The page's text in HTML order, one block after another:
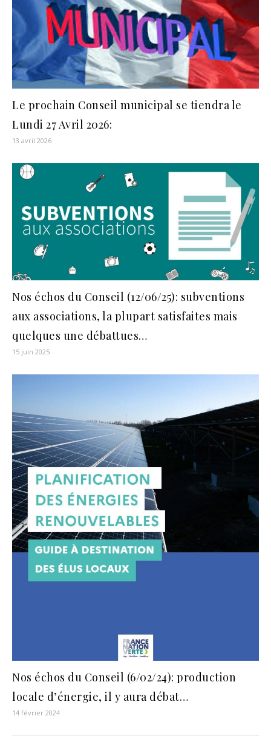
Le prochain Conseil municipal se tiendra le
Lundi 27 Avril 2026:
13 avril 2026
Nos échos du Conseil (12/06/25): subventions
aux associations, la plupart satisfaites mais
quelques une débattues…
15 juin 2025
Nos échos du Conseil (6/02/24): production
locale d’énergie, il y aura débat…
14 février 2024